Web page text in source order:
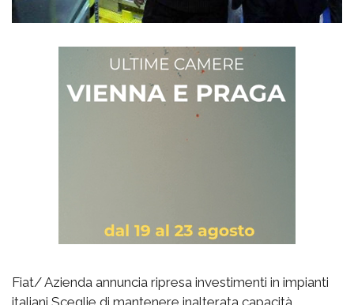
Fiat/ Azienda annuncia ripresa investimenti in impianti
italiani Sceglie di mantenere inalterata capacità